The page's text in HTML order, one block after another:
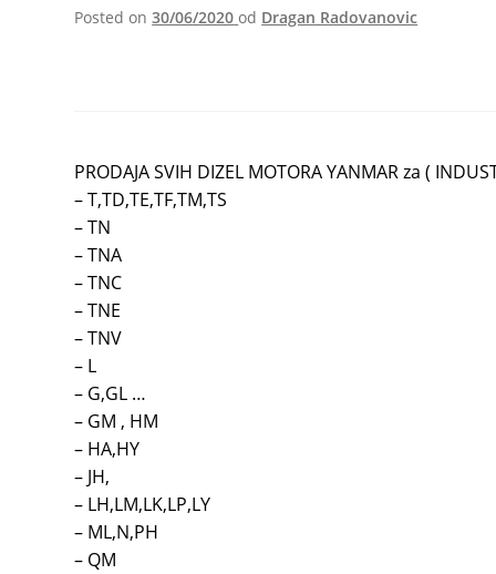
Posted on30/06/2020 od Dragan Radovanovic
PRODAJA SVIH DIZEL MOTORA YANMAR za (
– T,TD,TE,TF,TM,TS
– TN
– TNA
– TNC
– TNE
– TNV
– L
– G,GL …
– GM , HM
– HA,HY
– JH,
– LH,LM,LK,LP,LY
– ML,N,PH
– QM